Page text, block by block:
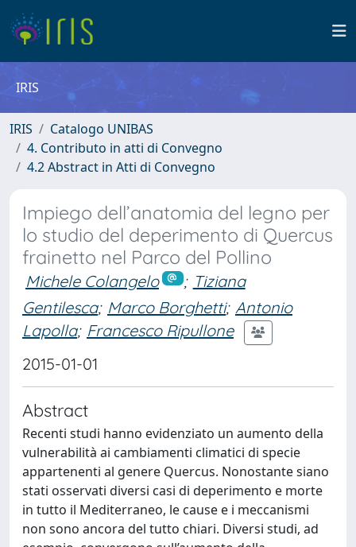
IRIS
IRIS
Catalogo UNIBAS
4. Contributo in atti di Convegno
4.2 Abstract in Atti di Convegno
Impiego dell’anatomia del legno per
lo studio del deperimento di Quercus
frainetto nel Parco del Pollino
Michele Colangelo ; Tiziana
Gentilesca; Marco Borghetti; Antonio
Lapolla; Francesco Ripullone
2015-01-01
Abstract
Recenti studi hanno evidenziato un aumento della
vulnerabilità ai cambiamenti climatici di specie
appartenenti al genere Quercus. Nonostante siano
stati osservati diversi casi di deperimento e morte
in tutto il Mediterraneo, le cause e i meccanismi
non sono ancora del tutto chiari. Diversi studi, ad